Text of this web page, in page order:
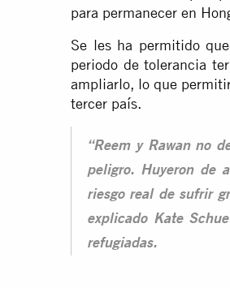
para permanecer en
Se les ha permitido
periodo de tolerancia
ampliarlo, lo que
tercer país.
“Reem y Rawan no
peligro. Huyeron de
riesgo real de sufrir
explicado Kate
refugiadas.